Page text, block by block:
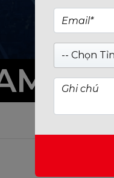
-- Chọn